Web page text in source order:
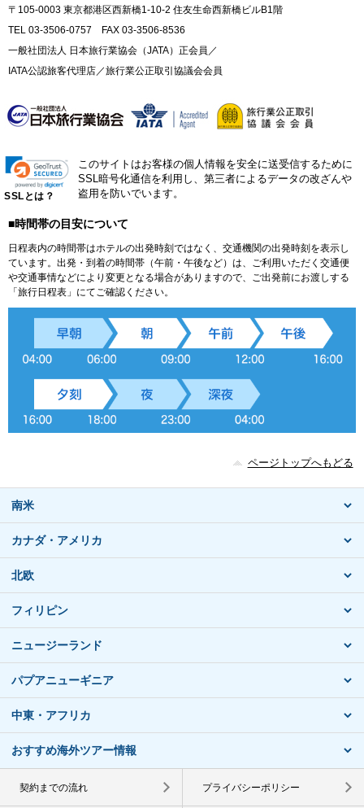
〒105-0003 東京都港区西新橋1-10-2 住友生命西新橋ビルB1階
TEL 03-3506-0757 FAX 03-3506-8536
一般社団法人 日本旅行業協会（JATA）正会員／
IATA公認旅客代理店／旅行業公正取引協議会会員
SSLとは？
このサイトはお客様の個人情報を安全に送受信するために
SSL暗号化通信を利用し、第三者によるデータの改ざんや
盗用を防いでいます。
■時間帯の目安について
日程表内の時間帯はホテルの出発時刻ではなく、交通機関の出発時刻を表示し
ています。出発・到着の時間帯（午前・午後など）は、ご利用いただく交通便
や交通事情などにより変更となる場合がありますので、ご出発前にお渡しする
「旅行日程表」にてご確認ください。
ページトップへもどる
南米
カナダ・アメリカ
北欧
フィリピン
ニュージーランド
パプアニューギニア
中東・アフリカ
おすすめ海外ツアー情報
契約までの流れ プライバシーポリシー